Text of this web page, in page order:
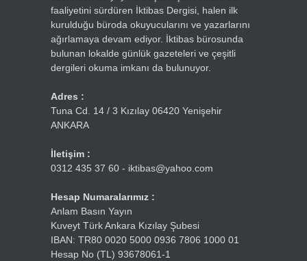
faaliyetini sürdüren İktibas Dergisi, halen ilk
kurulduğu büroda okuyucularını ve yazarlarını
ağırlamaya devam ediyor. İktibas bürosunda
bulunan lokalde günlük gazeteleri ve çeşitli
dergileri okuma imkanı da bulunuyor.
Adres :
Tuna Cd. 14 / 3 Kızılay 06420 Yenişehir
ANKARA
İletişim :
0312 435 37 60 - iktibas@yahoo.com
Hesap Numaralarımız :
Anlam Basın Yayın
Kuveyt Türk Ankara Kızılay Şubesi
IBAN: TR80 0020 5000 0936 7806 1000 01
Hesap No (TL) 93678061-1